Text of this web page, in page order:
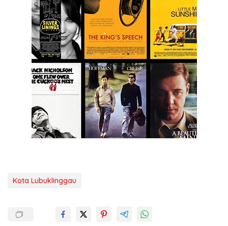
Kota Lubuklinggau